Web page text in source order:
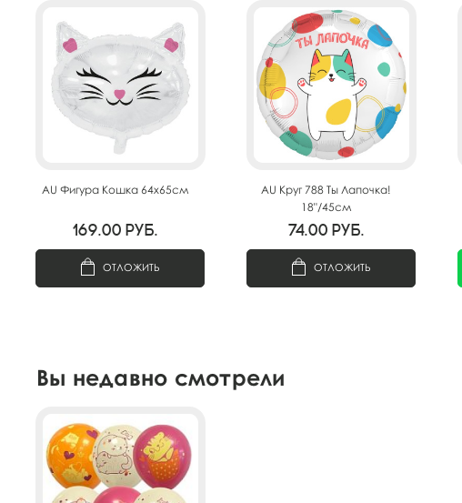
AU Фигура Кошка 64х65см
169.00 руб.
ОТЛОЖИТЬ
AU Круг 788 Ты Лапочка!
18"/45см
74.00 руб.
ОТЛОЖИТЬ
Вы недавно смотрели